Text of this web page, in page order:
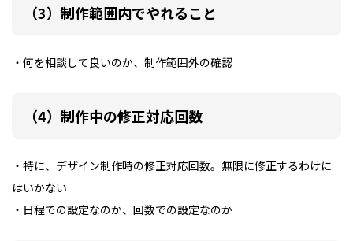
（3）制作範囲内でやれること
・何を相談して良いのか、制作範囲外の確認
（4）制作中の修正対応回数
・特に、デザイン制作時の修正対応回数。無限に修正するわけに
はいかない
・日程での設定なのか、回数での設定なのか